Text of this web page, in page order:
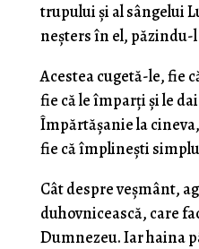
trupului şi al sângelui
neşters în el, păzindu-
Acestea cugetă-le, fie
fie că le împarţi şi le
Împărtăşanie la
fie că împlineşti
Cât despre veşmânt,
duhovnicească, care
Dumnezeu. Iar haina